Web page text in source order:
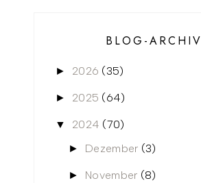
BLOG-ARCHIV
► 2026 (35)
► 2025 (64)
▼ 2024 (70)
► Dezember (3)
► November (8)